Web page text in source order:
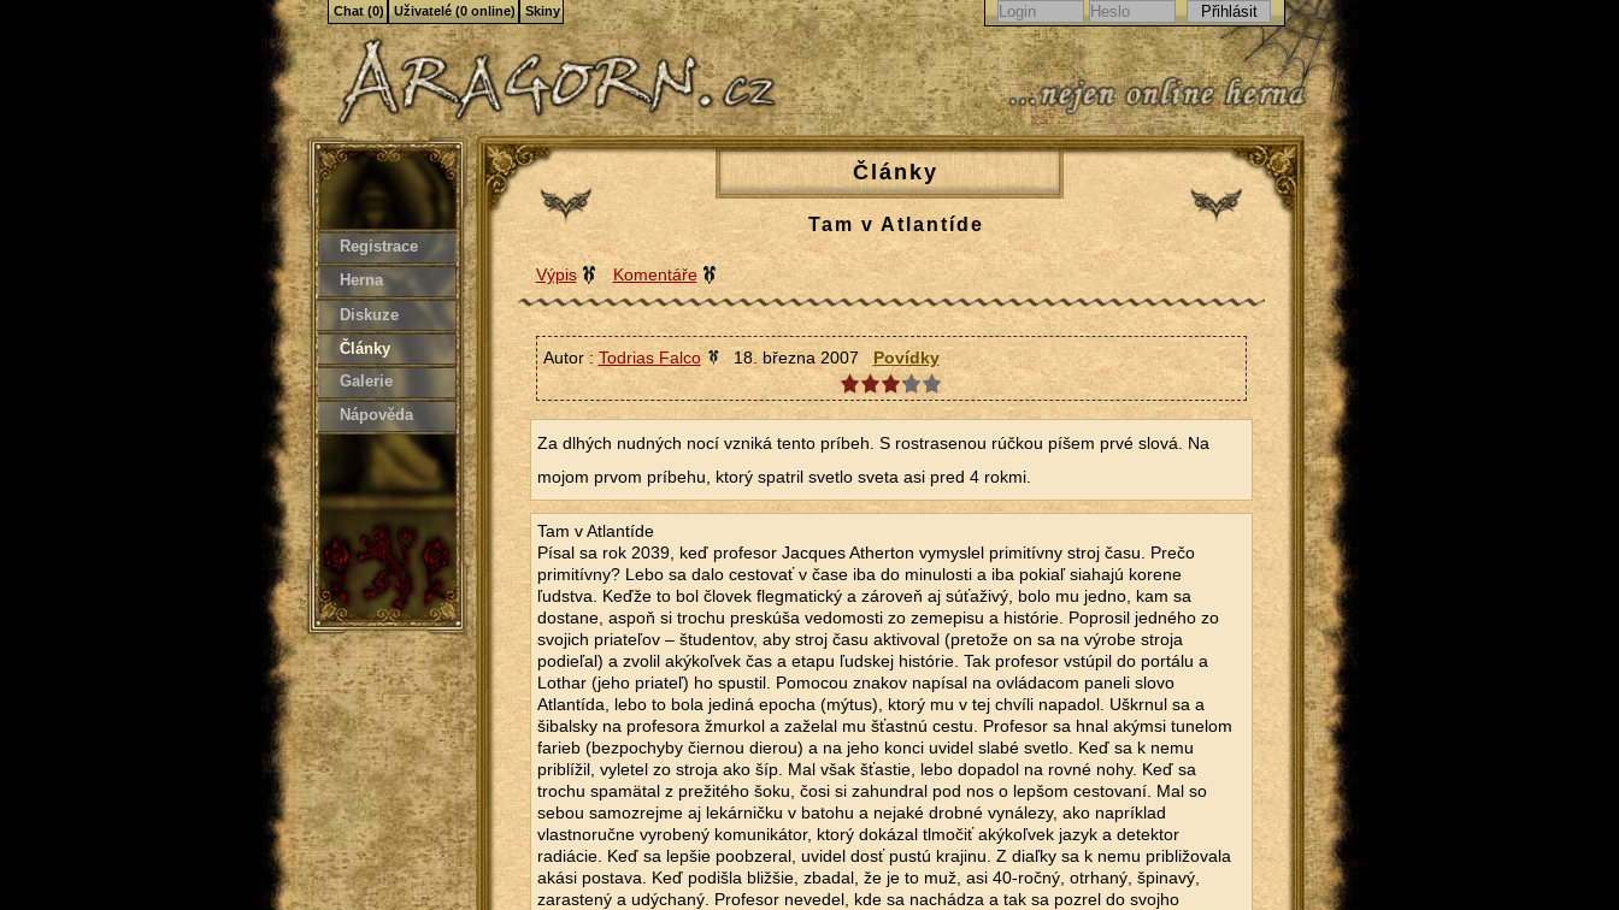
Registrace
Herna
Diskuze
Články
Galerie
Nápověda
Články
Tam v Atlantíde
Výpis Komentáře
Autor :Todrias Falco 18. března 2007Povídky
Za dlhých nudných nocí vzniká tento príbeh. S rostrasenou rúčkou píšem prvé slová. Na
mojom prvom príbehu, ktorý spatril svetlo sveta asi pred 4 rokmi.
Tam v Atlantíde
Písal sa rok 2039, keď profesor Jacques Atherton vymyslel primitívny stroj času. Prečo
primitívny? Lebo sa dalo cestovať v čase iba do minulosti a iba pokiaľ siahajú korene
ľudstva. Keďže to bol človek flegmatický a zároveň aj súťaživý, bolo mu jedno, kam sa
dostane, aspoň si trochu preskúša vedomosti zo zemepisu a histórie. Poprosil jedného zo
svojich priateľov – študentov, aby stroj času aktivoval (pretože on sa na výrobe stroja
podieľal) a zvolil akýkoľvek čas a etapu ľudskej histórie. Tak profesor vstúpil do portálu a
Lothar (jeho priateľ) ho spustil. Pomocou znakov napísal na ovládacom paneli slovo
Atlantída, lebo to bola jediná epocha (mýtus), ktorý mu v tej chvíli napadol. Uškrnul sa a
šibalsky na profesora žmurkol a zaželal mu šťastnú cestu. Profesor sa hnal akýmsi tunelom
farieb (bezpochyby čiernou dierou) a na jeho konci uvidel slabé svetlo. Keď sa k nemu
priblížil, vyletel zo stroja ako šíp. Mal však šťastie, lebo dopadol na rovné nohy. Keď sa
trochu spamätal z prežitého šoku, čosi si zahundral pod nos o lepšom cestovaní. Mal so
sebou samozrejme aj lekárničku v batohu a nejaké drobné vynálezy, ako napríklad
vlastnoručne vyrobený komunikátor, ktorý dokázal tlmočiť akýkoľvek jazyk a detektor
radiácie. Keď sa lepšie poobzeral, uvidel dosť pustú krajinu. Z diaľky sa k nemu približovala
akási postava. Keď podišla bližšie, zbadal, že je to muž, asi 40-ročný, otrhaný, špinavý,
zarastený a udýchaný. Profesor nevedel, kde sa nachádza a tak sa pozrel do svojho
Chat (0) Uživatelé (0 online) Skiny